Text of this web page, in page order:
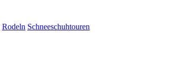
Rodeln Schneeschuhtouren